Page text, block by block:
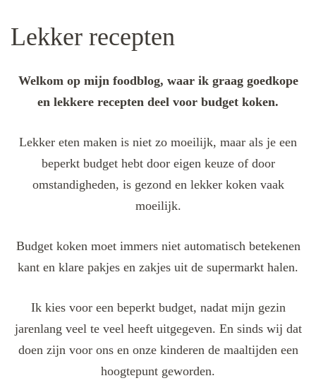
Lekker recepten
Welkom op mijn foodblog, waar ik graag goedkope
en lekkere recepten deel voor budget koken.
Lekker eten maken is niet zo moeilijk, maar als je een
beperkt budget hebt door eigen keuze of door
omstandigheden, is gezond en lekker koken vaak
moeilijk.
Budget koken moet immers niet automatisch betekenen
kant en klare pakjes en zakjes uit de supermarkt halen.
Ik kies voor een beperkt budget, nadat mijn gezin
jarenlang veel te veel heeft uitgegeven. En sinds wij dat
doen zijn voor ons en onze kinderen de maaltijden een
hoogtepunt geworden.